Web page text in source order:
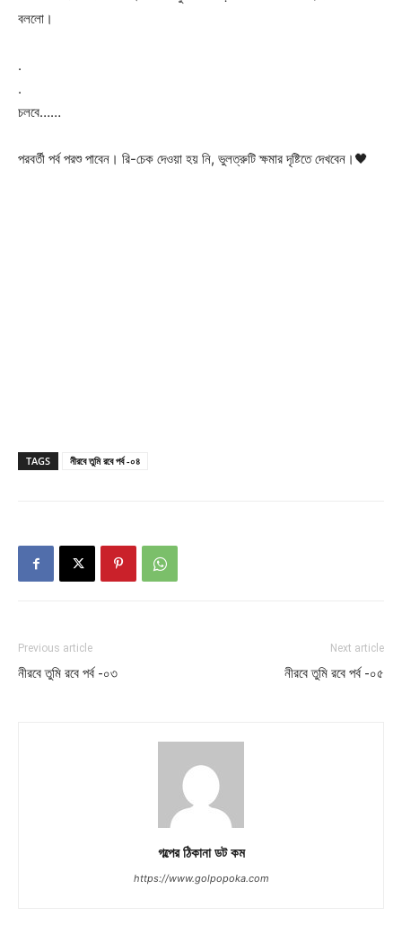
বললো।
.
.
চলবে……
পরবর্তী পর্ব পরশু পাবেন। রি-চেক দেওয়া হয় নি, ভুলত্রুটি ক্ষমার দৃষ্টিতে দেখবেন।🖤
TAGS নীরবে তুমি রবে পর্ব -০৪
Previous article
নীরবে তুমি রবে পর্ব -০৩
Next article
নীরবে তুমি রবে পর্ব -০৫
গল্পের ঠিকানা ডট কম
https://www.golpopoka.com